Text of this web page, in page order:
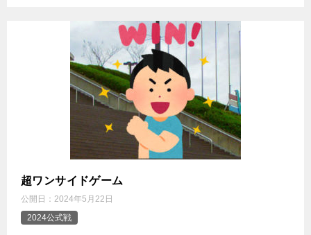
超ワンサイドゲーム
公開日： 2024年5月22日
2024公式戦